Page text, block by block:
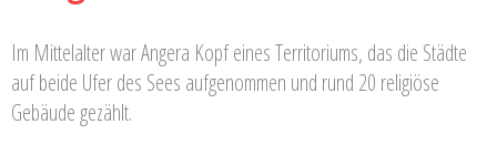
Im Mittelalter war Angera Kopf eines Territoriums, das die Städte
auf beide Ufer des Sees aufgenommen und rund 20 religiöse
Gebäude gezählt.